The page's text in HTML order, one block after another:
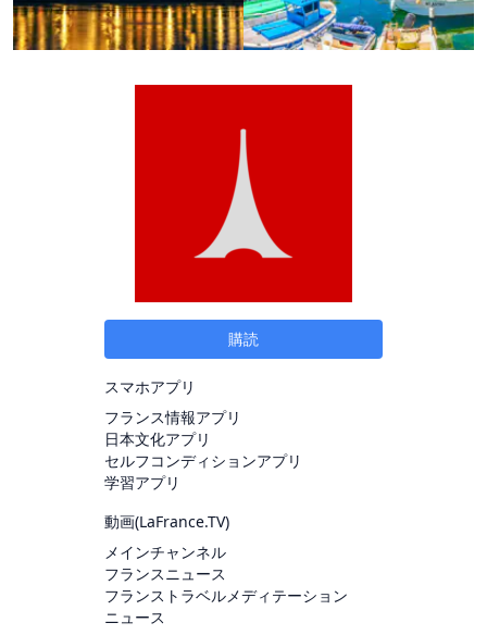
購読
スマホアプリ
フランス情報アプリ
日本文化アプリ
セルフコンディションアプリ
学習アプリ
動画(LaFrance.TV)
メインチャンネル
フランスニュース
フランストラベルメディテーション
ニュース